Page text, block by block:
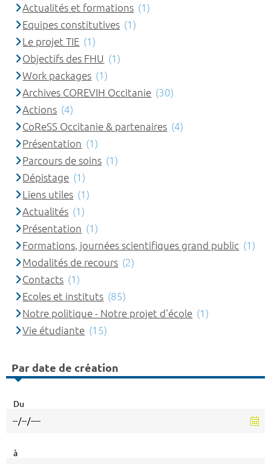
Actualités et formations (1)
Equipes constitutives (1)
Le projet TIE (1)
Objectifs des FHU (1)
Work packages (1)
Archives COREVIH Occitanie (30)
Actions (4)
CoReSS Occitanie & partenaires (4)
Présentation (1)
Parcours de soins (1)
Dépistage (1)
Liens utiles (1)
Actualités (1)
Présentation (1)
Formations, journées scientifiques grand public (1)
Modalités de recours (2)
Contacts (1)
Ecoles et instituts (85)
Notre politique - Notre projet d'école (1)
Vie étudiante (15)
Par date de création
Du
à